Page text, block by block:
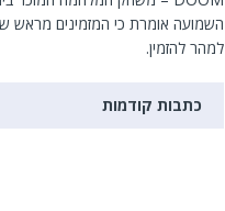
השמועה אומרת כי המזמינים מראש
למהר להזמין.
כתבות קודמות